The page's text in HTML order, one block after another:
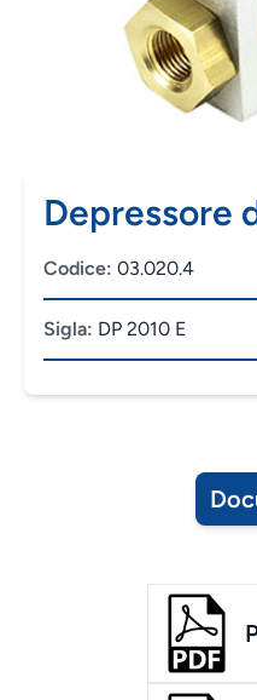
Depressore
Codice: 03.020.4
Sigla: DP 2010 E